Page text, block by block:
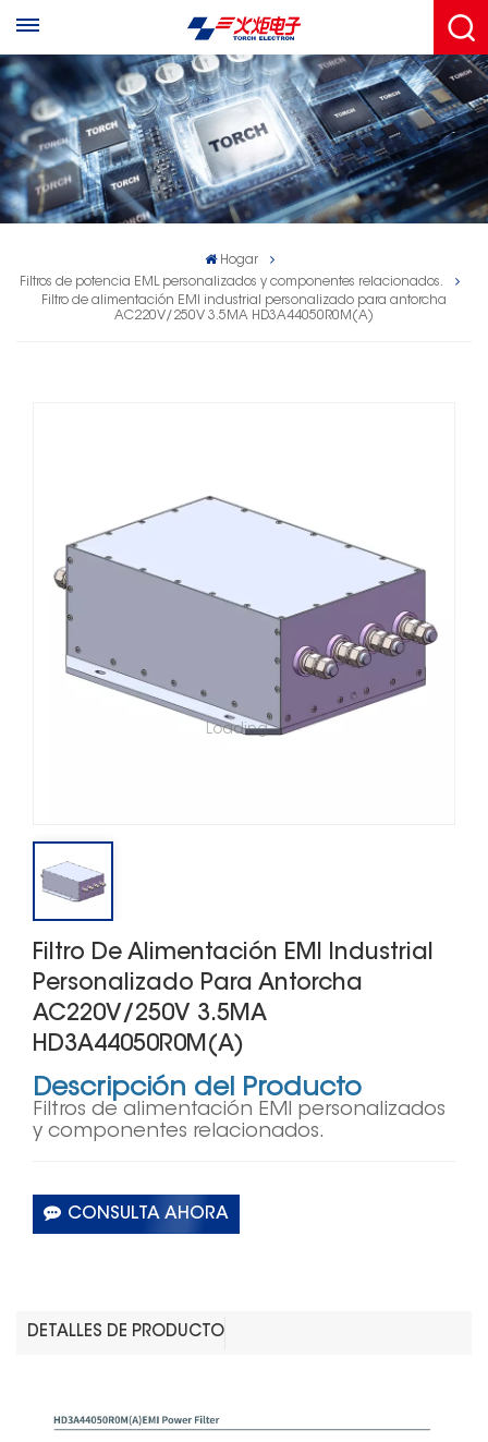
Hogar
Filtros de potencia EML personalizados y componentes relacionados.
Filtro de alimentación EMI industrial personalizado para antorcha
AC220V/250V 3.5MA HD3A44050R0M(A)
Loading...
Filtro De Alimentación EMI Industrial
Personalizado Para Antorcha
AC220V/250V 3.5MA
HD3A44050R0M(A)
Descripción del Producto
Filtros de alimentación EMI personalizados
y componentes relacionados.
CONSULTA AHORA
DETALLES DE PRODUCTO